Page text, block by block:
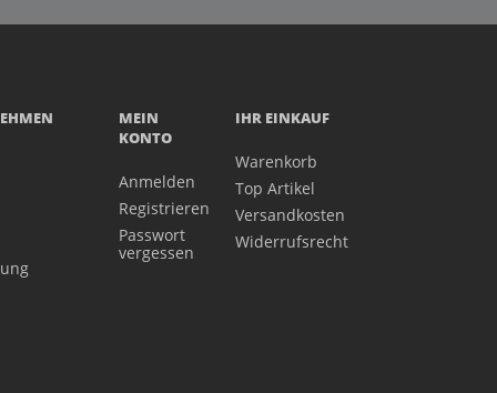
MEIN
KONTO
Anmelden
Registrieren
Passwort
vergessen
IHR EINKAUF
Warenkorb
Top Artikel
Versandkosten
Widerrufsrecht